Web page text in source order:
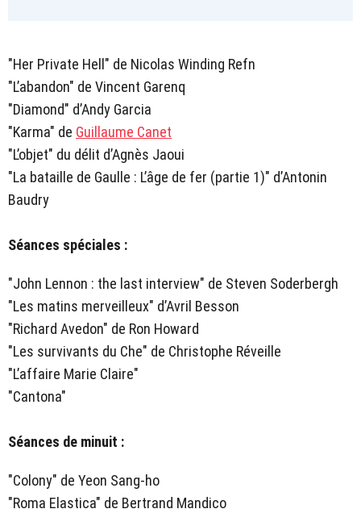
"Her Private Hell" de Nicolas Winding Refn
"L’abandon" de Vincent Garenq
"Diamond" d’Andy Garcia
"Karma" de Guillaume Canet
"L’objet" du délit d’Agnès Jaoui
"La bataille de Gaulle : L’âge de fer (partie 1)" d’Antonin
Baudry
Séances spéciales :
"John Lennon : the last interview" de Steven Soderbergh
"Les matins merveilleux" d’Avril Besson
"Richard Avedon" de Ron Howard
"Les survivants du Che" de Christophe Réveille
"L’affaire Marie Claire"
"Cantona"
Séances de minuit :
"Colony" de Yeon Sang-ho
"Roma Elastica" de Bertrand Mandico